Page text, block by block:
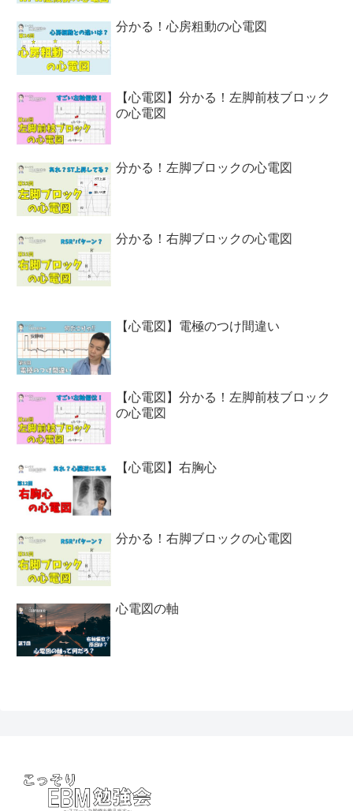
分かる！心房粗動の心電図
【心電図】分かる！左脚前枝ブロック
の心電図
分かる！左脚ブロックの心電図
分かる！右脚ブロックの心電図
【心電図】電極のつけ間違い
【心電図】分かる！左脚前枝ブロック
の心電図
【心電図】右胸心
分かる！右脚ブロックの心電図
心電図の軸